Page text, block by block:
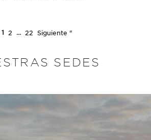
1 2 ... 22 Siguiente "
SEDES